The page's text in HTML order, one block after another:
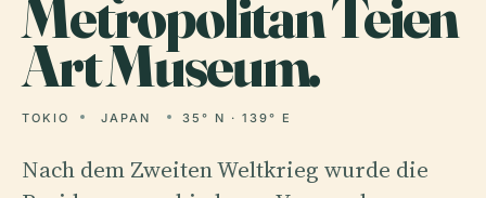
Metropolitan Teien
Art Museum.
TOKIO JAPAN 35° N · 139° E
Nach dem Zweiten Weltkrieg wurde die